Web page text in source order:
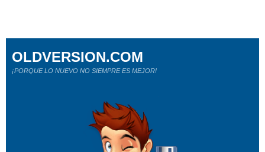
OLDVERSION.COM
¡PORQUE LO NUEVO NO SIEMPRE ES MEJOR!